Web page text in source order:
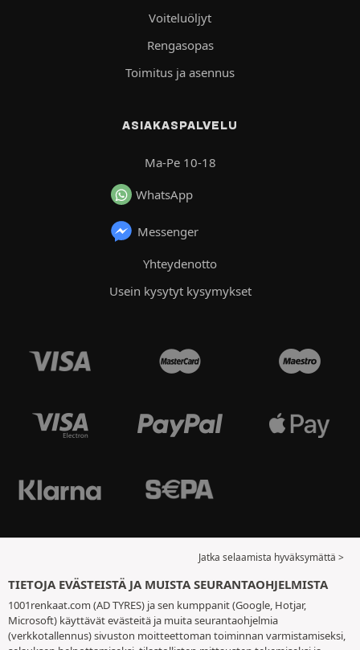
Voiteluöljyt
Rengasopas
Toimitus ja asennus
ASIAKASPALVELU
Ma-Pe 10-18
WhatsApp
Messenger
Yhteydenotto
Usein kysytyt kysymykset
Jatka selaamista hyväksymättä >
TIETOJA EVÄSTEISTÄ JA MUISTA SEURANTAOHJELMISTA
1001renkaat.com (AD TYRES) ja sen kumppanit (Google, Hotjar,
Microsoft) käyttävät evästeitä ja muita seurantaohjelmia
(verkkotallennus) sivuston moitteettoman toiminnan varmistamiseksi,